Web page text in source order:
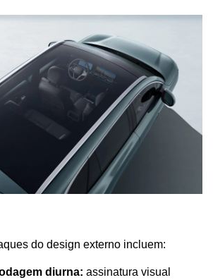
do design externo incluem:
diurna: assinatura visual